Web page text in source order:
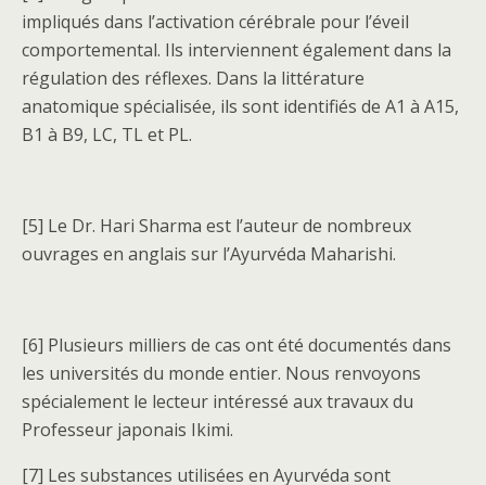
impliqués dans l’activation cérébrale pour l’éveil
comportemental. Ils interviennent également dans la
régulation des réflexes. Dans la littérature
anatomique spécialisée, ils sont identifiés de A1 à A15,
B1 à B9, LC, TL et PL.
[5] Le Dr. Hari Sharma est l’auteur de nombreux
ouvrages en anglais sur l’Ayurvéda Maharishi.
[6] Plusieurs milliers de cas ont été documentés dans
les universités du monde entier. Nous renvoyons
spécialement le lecteur intéressé aux travaux du
Professeur japonais Ikimi.
[7] Les substances utilisées en Ayurvéda sont